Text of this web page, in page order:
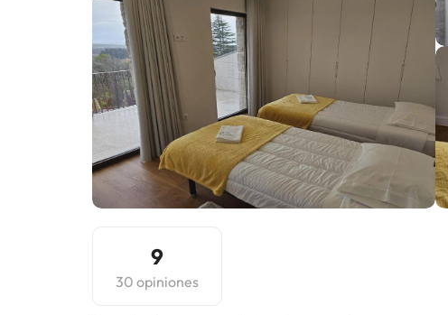
9
30 opiniones